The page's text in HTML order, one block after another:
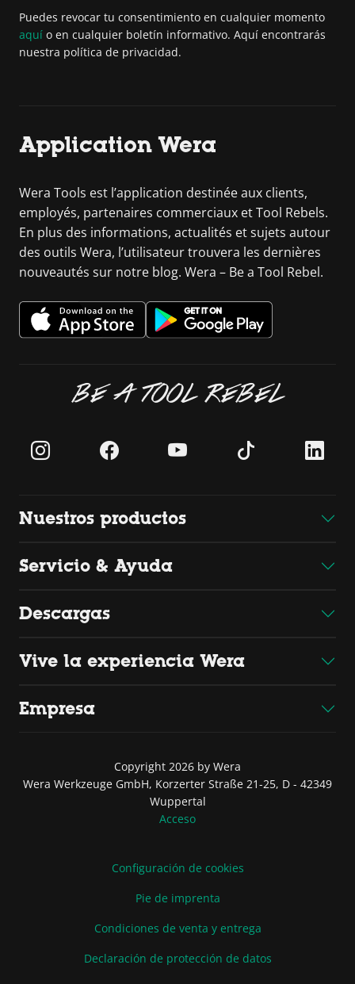
Puedes revocar tu consentimiento en cualquier momento
aquí o en cualquier boletín informativo. Aquí encontrarás
nuestra política de privacidad.
Application Wera
Wera Tools est l’application destinée aux clients,
employés, partenaires commerciaux et Tool Rebels.
En plus des informations, actualités et sujets autour
des outils Wera, l’utilisateur trouvera les dernières
nouveautés sur notre blog. Wera – Be a Tool Rebel.
BE A TOOL REBEL
Nuestros productos
Servicio & Ayuda
Descargas
Vive la experiencia Wera
Empresa
Copyright 2026 by Wera
Wera Werkzeuge GmbH, Korzerter Straße 21-25, D - 42349
Wuppertal
Acceso
Configuración de cookies
Pie de imprenta
Condiciones de venta y entrega
Declaración de protección de datos